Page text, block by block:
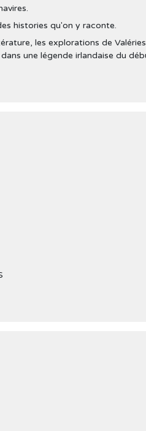
histories qu'on y raconte.
les explorations de Valéries
une légende irlandaise du